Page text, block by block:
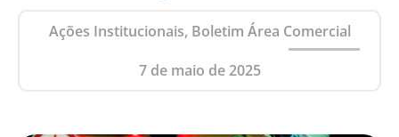
Ações Institucionais, Boletim Área Comercial
7 de maio de 2025